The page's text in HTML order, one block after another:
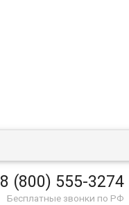
8 (800) 555-3274
Бесплатные звонки по РФ